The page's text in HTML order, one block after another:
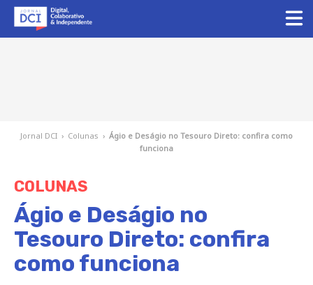
Jornal DCI › Colunas › Ágio e Deságio no Tesouro Direto: confira como
funciona
COLUNAS
Ágio e Deságio no
Tesouro Direto: confira
como funciona